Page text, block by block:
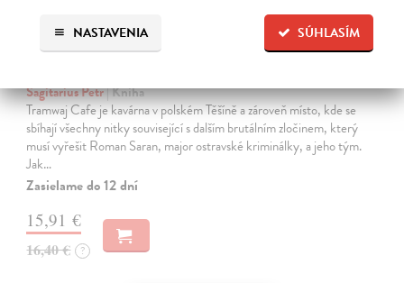
SÚHLASÍM
NASTAVENIA
Sagitarius Petr| Kniha
Tramwaj Cafe je kavárna v polském Těšíně a zároveň místo, kde se
sbíhají všechny nitky související s dalším brutálním zločinem, který
musí vyřešit Roman Saran, major ostravské kriminálky, a jeho tým.
Jak…
Zasielame do 12 dní
15,91 €
16,40 € ?